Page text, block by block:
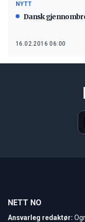
NYTT
Dansk
16.02.2016 06:00
NETT NO
Ansvarleg redaktør: